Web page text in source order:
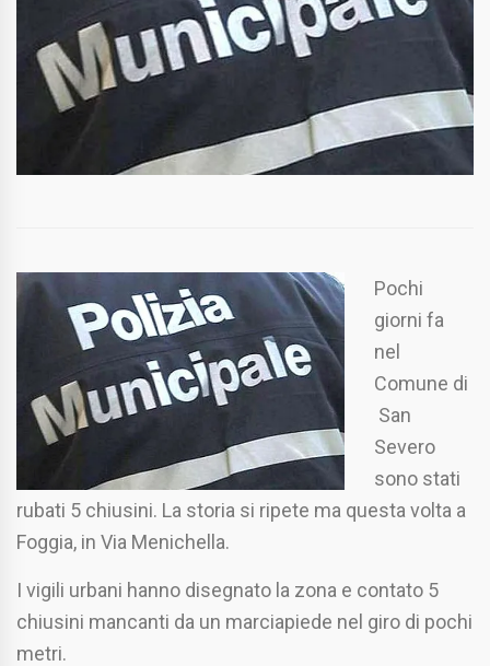
Pochi
giorni fa
nel
Comune di
San
Severo
sono stati
rubati 5 chiusini. La storia si ripete ma questa volta a
Foggia, in Via Menichella.
I vigili urbani hanno disegnato la zona e contato 5
chiusini mancanti da un marciapiede nel giro di pochi
metri.